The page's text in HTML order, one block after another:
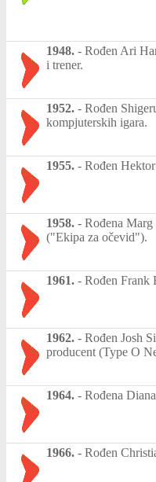
1948. - Rođen Ari
i trener.
1952. - Rođen
kompjuterskih igara.
1955. - Rođen
1958. - Rođena Marg
("Ekipa za očevid").
1961. - Rođen Frank
1962. - Rođen Josh
producent (Type O
1964. - Rođena
1966. - Rođen